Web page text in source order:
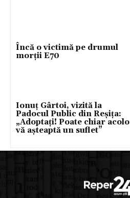
Încă o victimă pe drumul
morții E70
Ionuț Gârtoi, vizită la
Padocul Public din Reșița:
„Adoptați! Poate chiar acolo
vă așteaptă un suflet”